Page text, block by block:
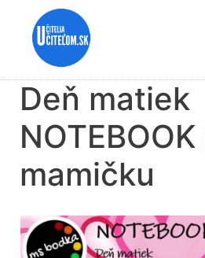
Deň matiek
mamičku